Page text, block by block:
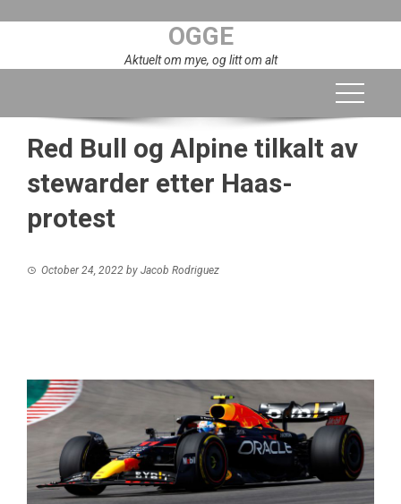
OGGE
Aktuelt om mye, og litt om alt
Red Bull og Alpine tilkalt av
stewarder etter Haas-
protest
October 24, 2022 by Jacob Rodriguez